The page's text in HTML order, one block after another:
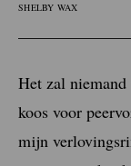
SHELBY WAX
Het zal
koos voor
mijn